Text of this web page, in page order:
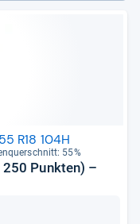
R18 104H
55%
250 Punkten) –